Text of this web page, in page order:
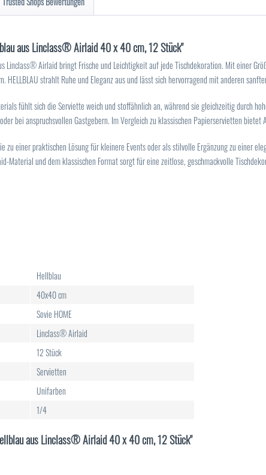
aus Linclass® Airlaid 40 x 40 cm, 12 Stück"
Linclass® Airlaid bringt Frische und Leichtigkeit auf jede Tischdekoration. Mit einer
HELLBLAU strahlt Ruhe und Eleganz aus und lässt sich hervorragend mit anderen
fühlt sich die Serviette weich und stoffähnlich an, während sie gleichzeitig durch
bei anspruchsvollen Gastgebern. Im Vergleich zu klassischen Papierservietten
zu einer praktischen Lösung für kleinere Events oder als stilvolle Ergänzung zu einer
Material und dem klassischen Format sorgt für eine zeitlose, geschmackvolle
Hellblau
40x40 cm
Sovie HOME
Linclass® Airlaid
12 Stück
Servietten
Unifarben
1/4
aus Linclass® Airlaid 40 x 40 cm, 12 Stück"